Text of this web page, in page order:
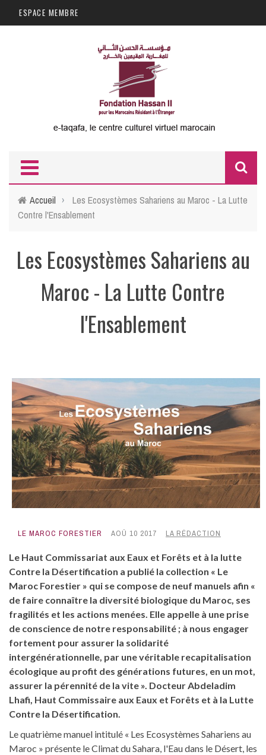
Aller au contenu principal
ESPACE MEMBRE
Accueil ›
Les Ecosystèmes Sahariens au Maroc - La Lutte
Contre l'Ensablement
Les Ecosystèmes Sahariens au
Maroc - La Lutte Contre
l'Ensablement
LE MAROC FORESTIER AOÛ 10 2017 LA RÉDACTION
Le Haut Commissariat aux Eaux et Forêts et à la lutte
Contre la Désertification a publié la collection « Le
Maroc Forestier » qui se compose de neuf manuels afin «
de faire connaître la diversité biologique du Maroc, ses
fragilités et les actions menées. Elle appelle à une prise
de conscience de notre responsabilité ; à nous engager
fortement pour assurer la solidarité
intergénérationnelle, par une véritable recapitalisation
écologique au profit des générations futures, en un mot,
assurer la pérennité de la vite ». Docteur Abdeladim
Lhafi, Haut Commissaire aux Eaux et Forêts et à la Lutte
Contre la Désertification.
Le quatrième manuel intitulé « Les Ecosystèmes Sahariens au
Maroc » présente le Climat du Sahara, l'Eau dans le Désert, les